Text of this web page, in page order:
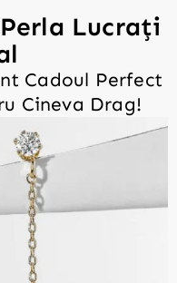
Lucrați
Cadoul Perfect
Cineva Drag!